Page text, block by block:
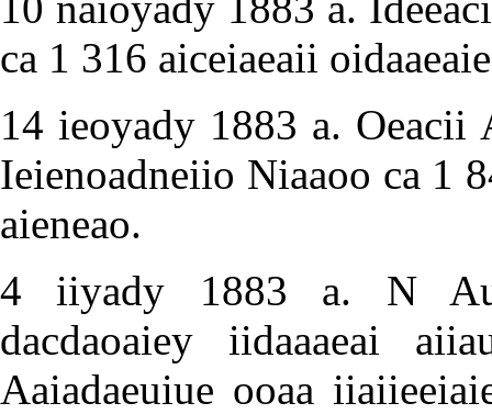
ca 1 316 aiceiaeaii
14 ieoyady 1883 a. Oeacii
Ieienoadneiio Niaaoo ca 1
aieneao.
4 iiyady 1883 a. N
dacdaoaiey iidaaaeai
Aaiadaeuiue ooaa